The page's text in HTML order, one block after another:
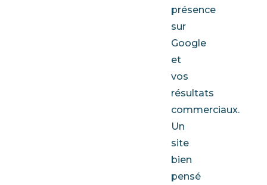
présence
sur
Google
et
vos
résultats
commerciaux.
Un
site
bien
pensé